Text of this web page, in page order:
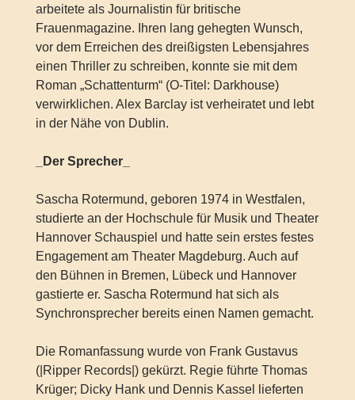
arbeitete als Journalistin für britische
Frauenmagazine. Ihren lang gehegten Wunsch,
vor dem Erreichen des dreißigsten Lebensjahres
einen Thriller zu schreiben, konnte sie mit dem
Roman „Schattenturm“ (O-Titel: Darkhouse)
verwirklichen. Alex Barclay ist verheiratet und lebt
in der Nähe von Dublin.
_Der Sprecher_
Sascha Rotermund, geboren 1974 in Westfalen,
studierte an der Hochschule für Musik und Theater
Hannover Schauspiel und hatte sein erstes festes
Engagement am Theater Magdeburg. Auch auf
den Bühnen in Bremen, Lübeck und Hannover
gastierte er. Sascha Rotermund hat sich als
Synchronsprecher bereits einen Namen gemacht.
Die Romanfassung wurde von Frank Gustavus
(|Ripper Records|) gekürzt. Regie führte Thomas
Krüger; Dicky Hank und Dennis Kassel lieferten